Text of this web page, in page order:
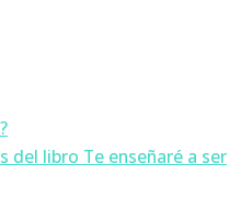
del libro Te enseñaré a ser